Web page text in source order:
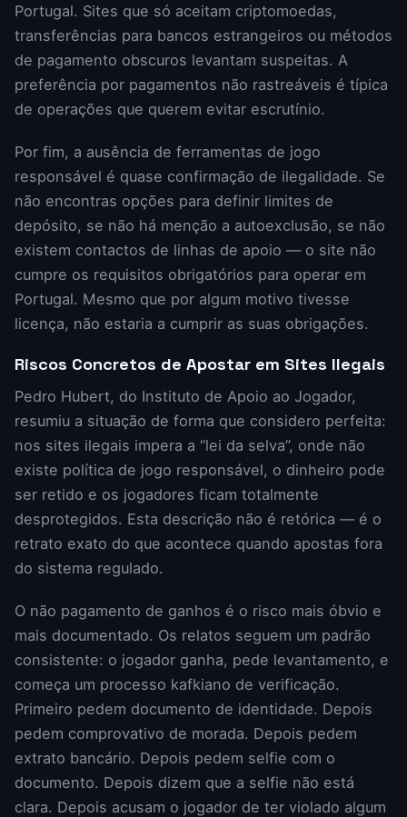
Portugal. Sites que só aceitam criptomoedas,
transferências para bancos estrangeiros ou métodos
de pagamento obscuros levantam suspeitas. A
preferência por pagamentos não rastreáveis é típica
de operações que querem evitar escrutínio.
Por fim, a ausência de ferramentas de jogo
responsável é quase confirmação de ilegalidade. Se
não encontras opções para definir limites de
depósito, se não há menção a autoexclusão, se não
existem contactos de linhas de apoio — o site não
cumpre os requisitos obrigatórios para operar em
Portugal. Mesmo que por algum motivo tivesse
licença, não estaria a cumprir as suas obrigações.
Riscos Concretos de Apostar em Sites Ilegais
Pedro Hubert, do Instituto de Apoio ao Jogador,
resumiu a situação de forma que considero perfeita:
nos sites ilegais impera a “lei da selva”, onde não
existe política de jogo responsável, o dinheiro pode
ser retido e os jogadores ficam totalmente
desprotegidos. Esta descrição não é retórica — é o
retrato exato do que acontece quando apostas fora
do sistema regulado.
O não pagamento de ganhos é o risco mais óbvio e
mais documentado. Os relatos seguem um padrão
consistente: o jogador ganha, pede levantamento, e
começa um processo kafkiano de verificação.
Primeiro pedem documento de identidade. Depois
pedem comprovativo de morada. Depois pedem
extrato bancário. Depois pedem selfie com o
documento. Depois dizem que a selfie não está
clara. Depois acusam o jogador de ter violado algum